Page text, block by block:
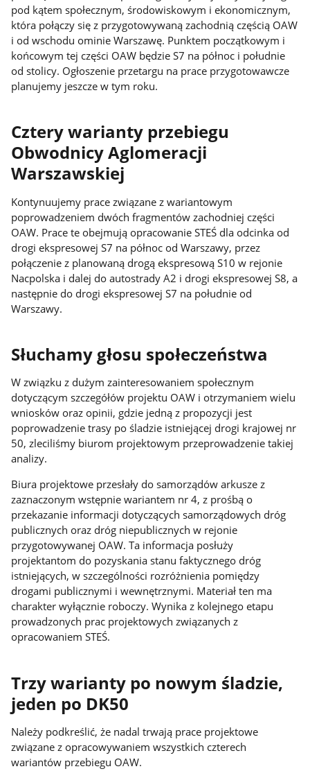
pod kątem społecznym, środowiskowym i ekonomicznym,
która połączy się z przygotowywaną zachodnią częścią OAW
i od wschodu ominie Warszawę. Punktem początkowym i
końcowym tej części OAW będzie S7 na północ i południe
od stolicy. Ogłoszenie przetargu na prace przygotowawcze
planujemy jeszcze w tym roku.
Cztery warianty przebiegu
Obwodnicy Aglomeracji
Warszawskiej
Kontynuujemy prace związane z wariantowym
poprowadzeniem dwóch fragmentów zachodniej części
OAW. Prace te obejmują opracowanie STEŚ dla odcinka od
drogi ekspresowej S7 na północ od Warszawy, przez
połączenie z planowaną drogą ekspresową S10 w rejonie
Nacpolska i dalej do autostrady A2 i drogi ekspresowej S8, a
następnie do drogi ekspresowej S7 na południe od
Warszawy.
Słuchamy głosu społeczeństwa
W związku z dużym zainteresowaniem społecznym
dotyczącym szczegółów projektu OAW i otrzymaniem wielu
wniosków oraz opinii, gdzie jedną z propozycji jest
poprowadzenie trasy po śladzie istniejącej drogi krajowej nr
50, zleciliśmy biurom projektowym przeprowadzenie takiej
analizy.
Biura projektowe przesłały do samorządów arkusze z
zaznaczonym wstępnie wariantem nr 4, z prośbą o
przekazanie informacji dotyczących samorządowych dróg
publicznych oraz dróg niepublicznych w rejonie
przygotowywanej OAW. Ta informacja posłuży
projektantom do pozyskania stanu faktycznego dróg
istniejących, w szczególności rozróżnienia pomiędzy
drogami publicznymi i wewnętrznymi. Materiał ten ma
charakter wyłącznie roboczy. Wynika z kolejnego etapu
prowadzonych prac projektowych związanych z
opracowaniem STEŚ.
Trzy warianty po nowym śladzie,
jeden po DK50
Należy podkreślić, że nadal trwają prace projektowe
związane z opracowywaniem wszystkich czterech
wariantów przebiegu OAW.